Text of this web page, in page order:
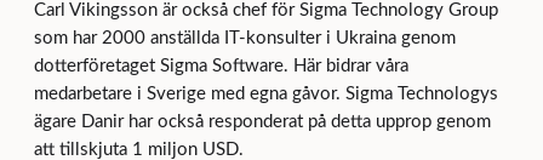
Carl Vikingsson är också chef för Sigma Technology Group
som har 2000 anställda IT-konsulter i Ukraina genom
dotterföretaget Sigma Software. Här bidrar våra
medarbetare i Sverige med egna gåvor. Sigma Technologys
ägare Danir har också responderat på detta upprop genom
att tillskjuta 1 miljon USD.